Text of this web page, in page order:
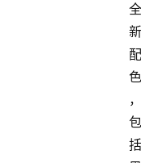
全
新
配
色
，
包
括